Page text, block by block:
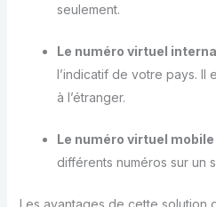
seulement.
Le numéro virtuel
l’indicatif de votre pays. Il
à l’étranger.
Le numéro virtuel mobile
différents numéros sur un
Les avantages de cette solution